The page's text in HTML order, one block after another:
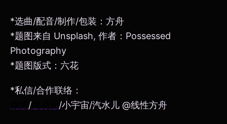
*选曲/配音/制作/包装：方舟
*题图来自 Unsplash, 作者：Possessed
Photography
*题图版式：六花
*私信/合作联络：
/ /小宇宙/汽水儿 @线性方舟